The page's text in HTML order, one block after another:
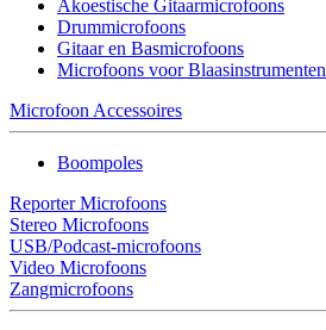
Akoestische Gitaarmicrofoons
Drummicrofoons
Gitaar en Basmicrofoons
Microfoons voor Blaasinstrumenten
Microfoon Accessoires
Boompoles
Reporter Microfoons
Stereo Microfoons
USB/Podcast-microfoons
Video Microfoons
Zangmicrofoons